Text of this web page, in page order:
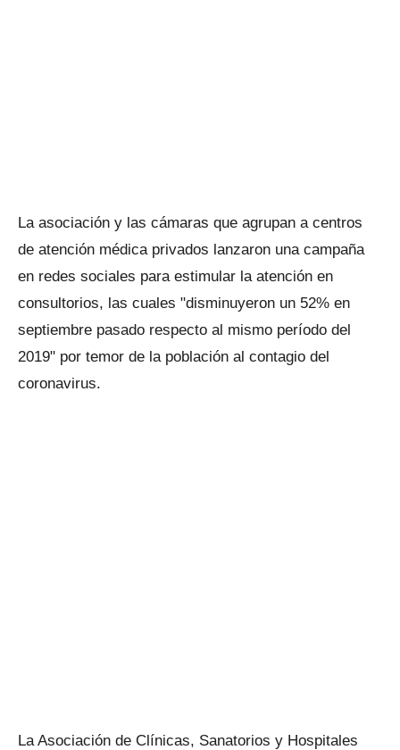
La asociación y las cámaras que agrupan a centros
de atención médica privados lanzaron una campaña
en redes sociales para estimular la atención en
consultorios, las cuales "disminuyeron un 52% en
septiembre pasado respecto al mismo período del
2019" por temor de la población al contagio del
coronavirus.
La Asociación de Clínicas, Sanatorios y Hospitales